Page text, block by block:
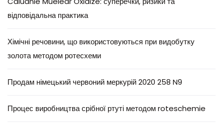
відповідальна практика
Хімічні речовини, що використовуються при видобутку
золота методом ротесхеми
Продам німецький червоний меркурій 2020 258 N9
Процес виробництва срібної ртуті методом roteschemie